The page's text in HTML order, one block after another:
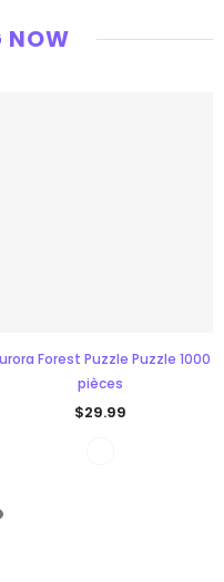
NOW
Forest Puzzle Puzzle 1000
pièces
$29.99